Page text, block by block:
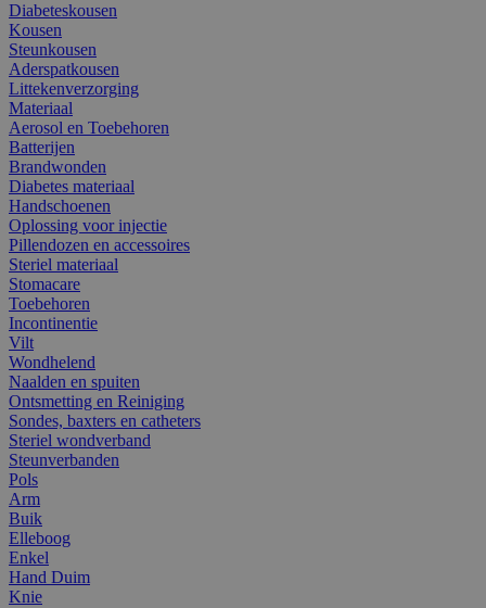
Diabeteskousen
Kousen
Steunkousen
Aderspatkousen
Littekenverzorging
Materiaal
Aerosol en Toebehoren
Batterijen
Brandwonden
Diabetes materiaal
Handschoenen
Oplossing voor injectie
Pillendozen en accessoires
Steriel materiaal
Stomacare
Toebehoren
Incontinentie
Vilt
Wondhelend
Naalden en spuiten
Ontsmetting en Reiniging
Sondes, baxters en catheters
Steriel wondverband
Steunverbanden
Pols
Arm
Buik
Elleboog
Enkel
Hand Duim
Knie